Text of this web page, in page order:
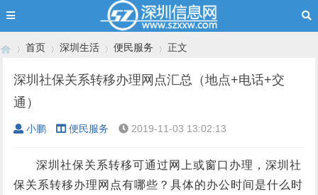
›
首页 深圳生活 便民服务 正文
深圳社保关系转移办理网点汇总（地点+电话+交
通）
小鹏 便民服务 2019-11-03 13:02:13
深圳社保关系转移可通过网上或窗口办理，深圳社
保关系转移办理网点有哪些？具体的办公时间是什么时